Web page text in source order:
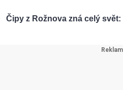
Čipy z Rožnova zná celý